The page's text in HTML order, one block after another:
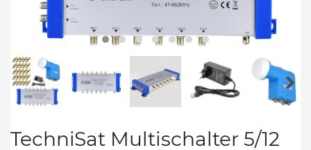
TechniSat Multischalter 5/12